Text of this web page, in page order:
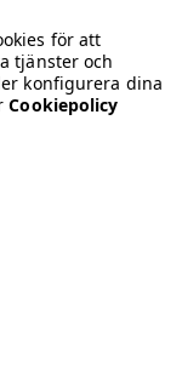
för att
tjänster och
konfigurera dina
Cookiepolicy